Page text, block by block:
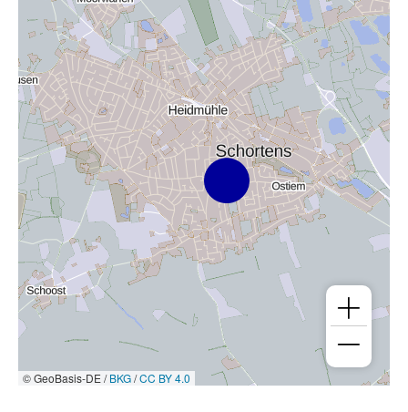
© GeoBasis-DE /BKG/CC BY 4.0